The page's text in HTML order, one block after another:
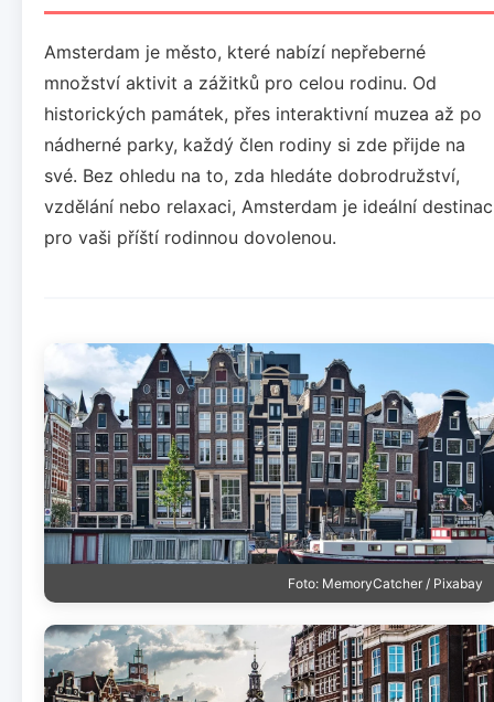
Amsterdam je město, které nabízí nepřeberné
množství aktivit a zážitků pro celou rodinu. Od
historických památek, přes interaktivní muzea až po
nádherné parky, každý člen rodiny si zde přijde na
své. Bez ohledu na to, zda hledáte dobrodružství,
vzdělání nebo relaxaci, Amsterdam je ideální
pro vaši příští rodinnou dovolenou.
Foto: MemoryCatcher / Pixabay